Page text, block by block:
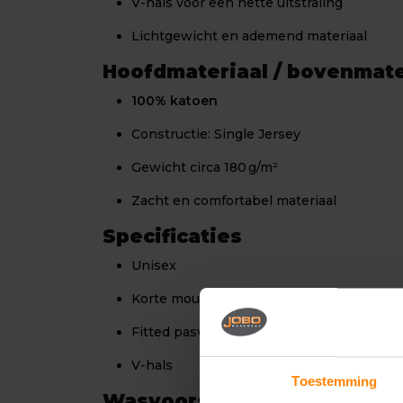
Toestemming
Lichtgewicht en ademend materiaal
Hoofdmateriaal /
100% katoen
Constructie: Single Jersey
Gewicht circa 180 g/m²
Zacht en comfortabel materiaal
Specificaties
Unisex
Korte mouw
Fitted pasvorm
V-hals